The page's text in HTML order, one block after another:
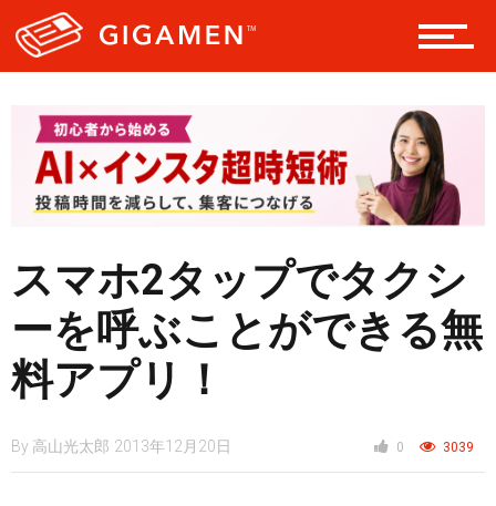
テック
レジャー
スタイル
仮想通貨
スマホ2タップでタクシ
ーを呼ぶことができる無
料アプリ！
By 高山光太郎 2013年12月20日 0 3039